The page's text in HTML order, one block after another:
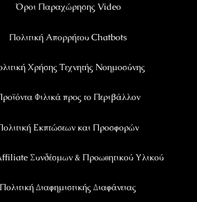
Όροι Παραχώρησης Video
Πολιτική Απορρήτου Chatbots
Χρήσης Τεχνητής Νοημοσύνης
Φιλικά προς το Περιβάλλον
Εκπτώσεων και Προσφορών
Συνδέσμων & Προωθητικού Υλικού
Πολιτική Διαφημιστικής Διαφάνειας